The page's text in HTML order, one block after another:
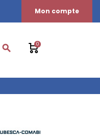
Mon compte
search 0